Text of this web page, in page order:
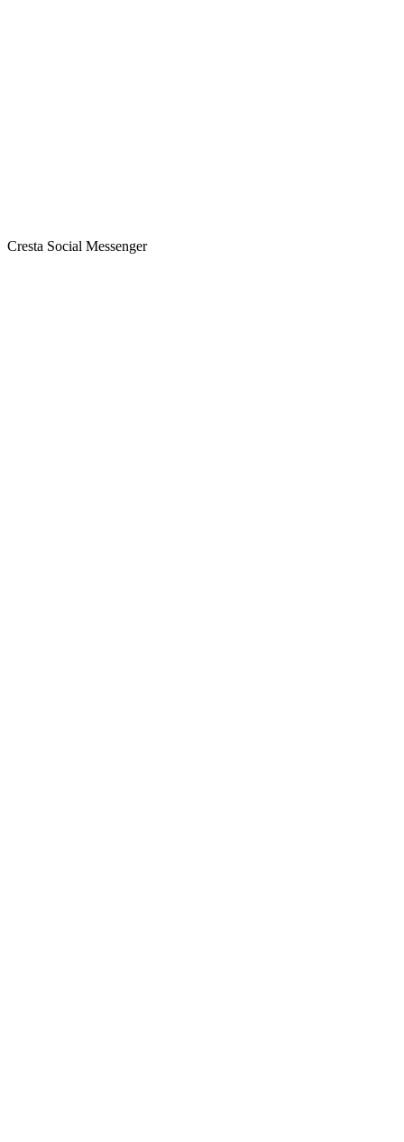
Cresta Social Messenger